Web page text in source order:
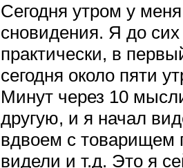
Сегодня утром у
сновидения. Я до
практически, в
сегодня около пяти
Минут через 10
другую, и я начал
вдвоем с товарищем
видели и т.д. Это я